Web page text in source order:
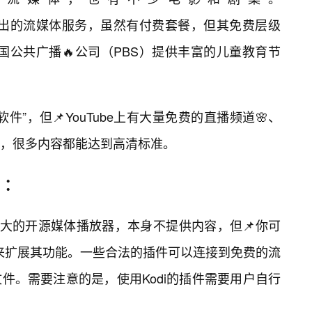
的流媒体服务，虽然有付费套餐，但其免费层级
公共广播🔥公司（PBS）提供丰富的儿童教育节
”，但📌YouTube上有大量免费的直播频道🌸、
很多内容都能达到高清标准。
的开源媒体播放器，本身不提供内容，但📌你可
展其功能。一些合法的插件可以连接到免费的流
。需要注意的是，使用Kodi的插件需要用户自行